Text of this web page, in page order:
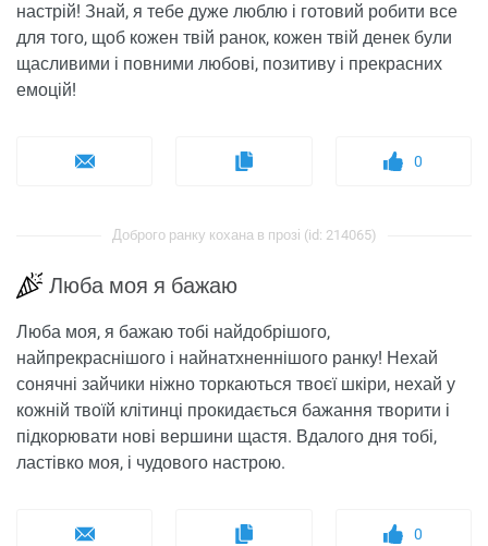
настрій! Знай, я тебе дуже люблю і готовий робити все
для того, щоб кожен твій ранок, кожен твій денек були
щасливими і повними любові, позитиву і прекрасних
емоцій!
0
Доброго ранку кохана в прозі (id: 214065)
Люба моя я бажаю
Люба моя, я бажаю тобі найдобрішого,
найпрекраснішого і найнатхненнішого ранку! Нехай
сонячні зайчики ніжно торкаються твоєї шкіри, нехай у
кожній твоїй клітинці прокидається бажання творити і
підкорювати нові вершини щастя. Вдалого дня тобі,
ластівко моя, і чудового настрою.
0